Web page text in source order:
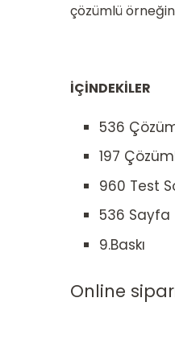
çözümlü
İÇİNDEKİLER
536
197
960 Test
536 Sayfa
9.Baskı
Online